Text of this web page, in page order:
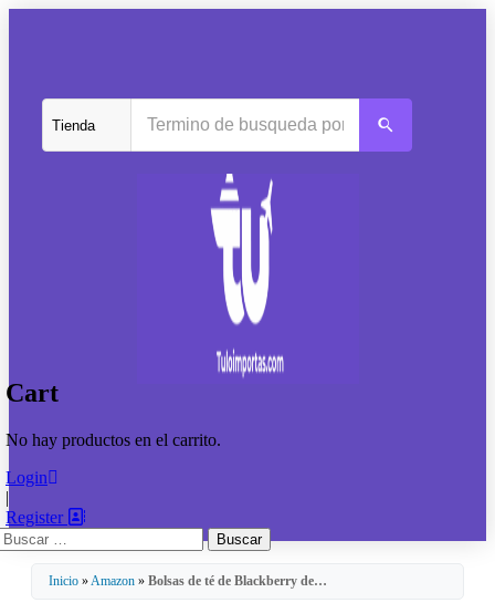
Cart
No hay productos en el carrito.
Login
|
Register
Inicio »Amazon » Bolsas de té de Blackberry de…